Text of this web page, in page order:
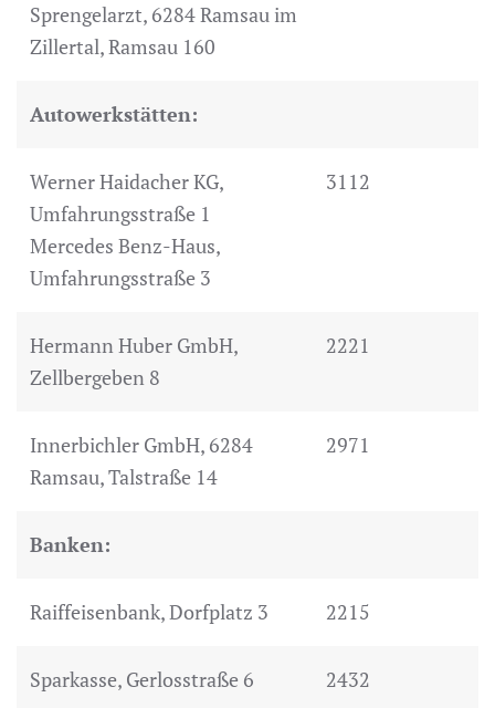
Sprengelarzt, 6284 Ramsau im
Zillertal, Ramsau 160
Autowerkstätten:
Werner Haidacher KG,
Umfahrungsstraße 1
Mercedes Benz-Haus,
Umfahrungsstraße 3
3112
Hermann Huber GmbH,
Zellbergeben 8
2221
Innerbichler GmbH, 6284
Ramsau, Talstraße 14
2971
Banken:
Raiffeisenbank, Dorfplatz 3 2215
Sparkasse, Gerlosstraße 6 2432